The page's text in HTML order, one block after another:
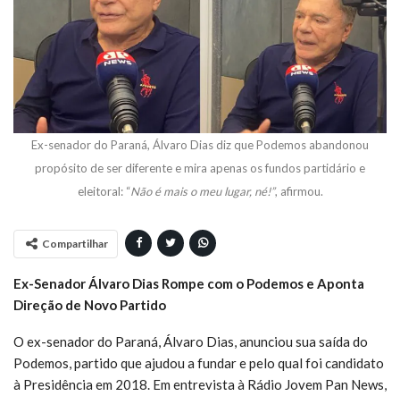
Ex-senador do Paraná, Álvaro Dias diz que Podemos abandonou
propósito de ser diferente e mira apenas os fundos partidário e
eleitoral: “Não é mais o meu lugar, né!”, afirmou.
Compartilhar
Ex-Senador Álvaro Dias Rompe com o Podemos e Aponta
Direção de Novo Partido
O ex-senador do Paraná, Álvaro Dias, anunciou sua saída do
Podemos, partido que ajudou a fundar e pelo qual foi candidato
à Presidência em 2018. Em entrevista à Rádio Jovem Pan News,